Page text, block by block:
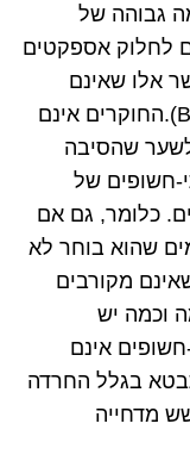
גבוהה של
לחלוק אספקטים
אלו שאינם
החוקרים אינם
שהסיבה
חשופים של
כלומר, גם אם
שהוא בוחר לא
מקורבים
וכמה יש
אינם
בגלל החרדה
מדחייה